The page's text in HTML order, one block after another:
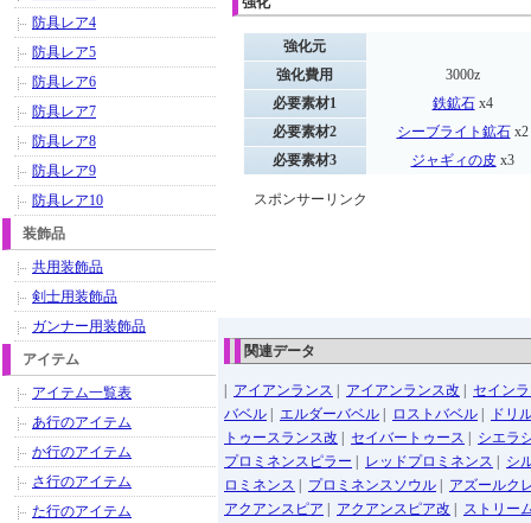
強化元
強化費用
3000z
必要素材1
鉄鉱石x4
必要素材2
シーブライト鉱石x2
必要素材3
ジャギィの皮 x3
スポンサーリンク
関連データ
アイアンランス アイアンランス改
セイン
バベル
エルダーバベル ロストバベル
ドリ
トゥースランス改
セイバートゥース
シエラ
プロミネンスピラー
レッドプロミネンス
シ
ロミネンス
プロミネンスソウル
アズールク
アクアンスピア
アクアンスピア改
ストリー
防具レア4
防具レア5
防具レア6
防具レア7
防具レア8
防具レア9
防具レア10
装飾品
共用装飾品
剣士用装飾品
ガンナー用装飾品
アイテム
アイテム一覧表
あ行のアイテム
か行のアイテム
さ行のアイテム
た行のアイテム